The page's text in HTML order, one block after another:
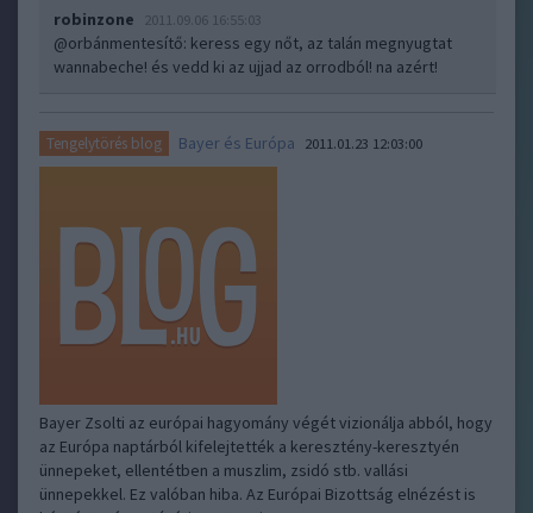
robinzone 2011.09.06 16:55:03
@orbánmentesítő: keress egy nőt, az talán megnyugtat
wannabeche! és vedd ki az ujjad az orrodból! na azért!
Tengelytörés blog Bayer és Európa 2011.01.23 12:03:00
Bayer Zsolti az európai hagyomány végét vizionálja abból, hogy
az Európa naptárból kifelejtették a keresztény-keresztyén
ünnepeket, ellentétben a muszlim, zsidó stb. vallási
ünnepekkel. Ez valóban hiba. Az Európai Bizottság elnézést is